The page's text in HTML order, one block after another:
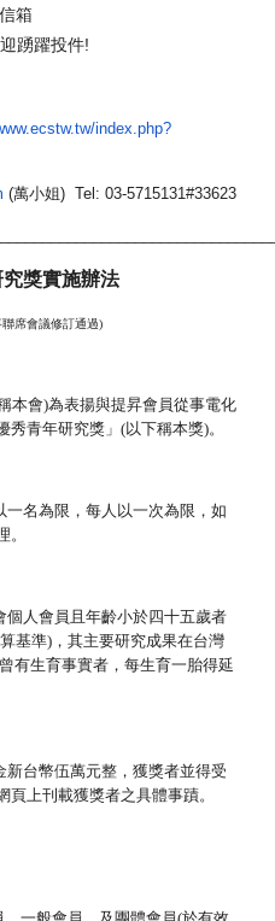
箱
迎踴躍投件!
tw/index.php?
(萬小姐) Tel: 03-5715131#33623
究獎實施辦法
席會議修訂通過)
本會)為表揚與提昇會員從事電化
青年研究獎」(以下稱本獎)。
名為限，每人以一次為限，如
人會員且年齡小於四十五歲者
基準)，其主要研究成果在台灣
有生育事實者，每生育一胎得延
台幣伍萬元整，獲獎者並得受
上刊載獲獎者之具體事蹟。